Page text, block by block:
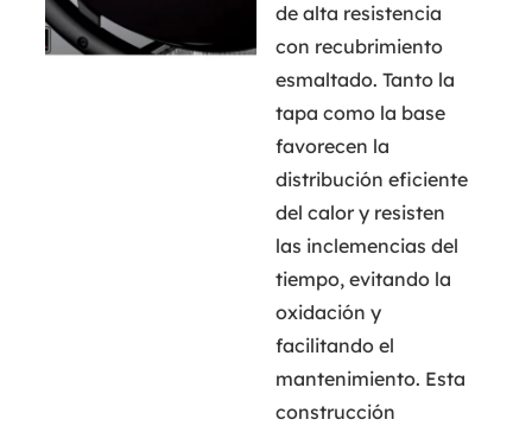
de alta resistencia
con recubrimiento
esmaltado. Tanto la
tapa como la base
favorecen la
distribución eficiente
del calor y resisten
las inclemencias del
tiempo, evitando la
oxidación y
facilitando el
mantenimiento. Esta
construcción